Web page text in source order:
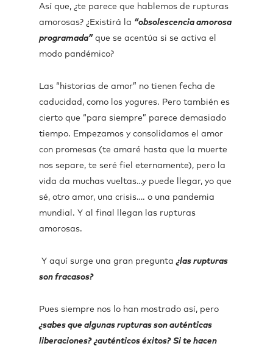
Así que, ¿te parece que hablemos de rupturas
amorosas? ¿Existirá la “obsolescencia amorosa
programada” que se acentúa si se activa el
modo pandémico?
Las “historias de amor” no tienen fecha de
caducidad, como los yogures. Pero también es
cierto que “para siempre” parece demasiado
tiempo. Empezamos y consolidamos el amor
con promesas (te amaré hasta que la muerte
nos separe, te seré fiel eternamente), pero la
vida da muchas vueltas…y puede llegar, yo que
sé, otro amor, una crisis…. o una pandemia
mundial. Y al final llegan las rupturas
amorosas.
Y aquí surge una gran pregunta¿las rupturas
son fracasos?
Pues siempre nos lo han mostrado así, pero
¿sabes que algunas rupturas son auténticas
liberaciones? ¿auténticos éxitos? Si te hacen